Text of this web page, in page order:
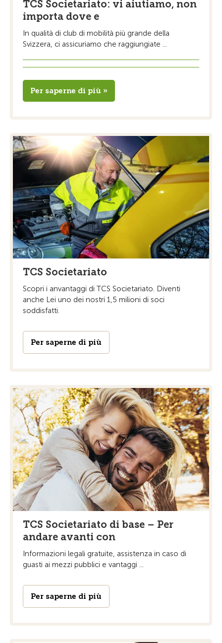
TCS Societariato: vi aiutiamo, non
importa dove e
In qualità di club di mobilità più grande della
Svizzera, ci assicuriamo che raggiungiate ...
Per saperne di più »
TCS Societariato
Scopri i anvantaggi di TCS Societariato. Diventi
anche Lei uno dei nostri 1,5 milioni di soci
soddisfatti.
Per saperne di più
TCS Societariato di base – Per
andare avanti con
Informazioni legali gratuite, assistenza in caso di
guasti ai mezzi pubblici e vantaggi ...
Per saperne di più